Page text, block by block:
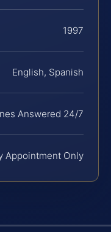
1997
English, Spanish
Answered 24/7
Appointment Only